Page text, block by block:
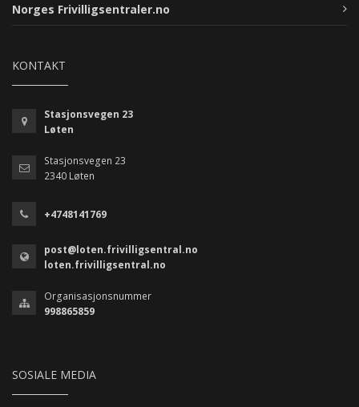
Norges Frivilligsentraler.no
KONTAKT
Stasjonsvegen 23
Løten
Stasjonsvegen 23
2340 Løten
+4748141769
post@loten.frivilligsentral.no
loten.frivilligsentral.no
Organisasjonsnummer
998865859
SOSIALE MEDIA